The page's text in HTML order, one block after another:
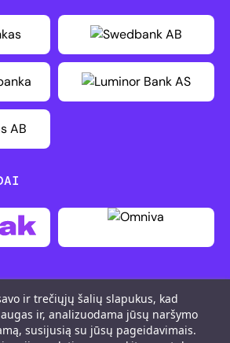
ir trečiųjų šalių slapukus, kad
ir, analizuodama jūsų naršymo
susijusią su jūsų pageidavimais.